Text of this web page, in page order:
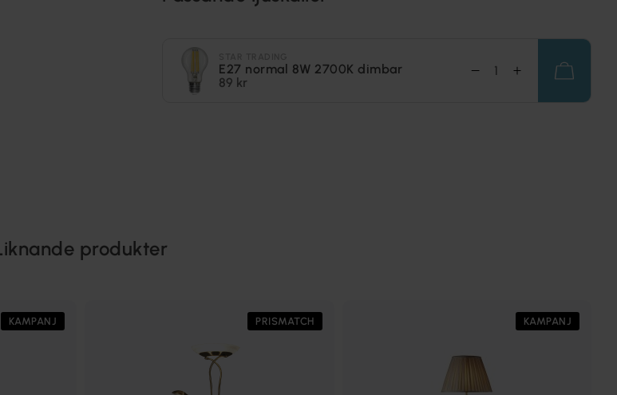
E27 normal 8W 2700K dimbar
89 kr
produkter
KAMPANJ PRISMATCH KAMPANJ